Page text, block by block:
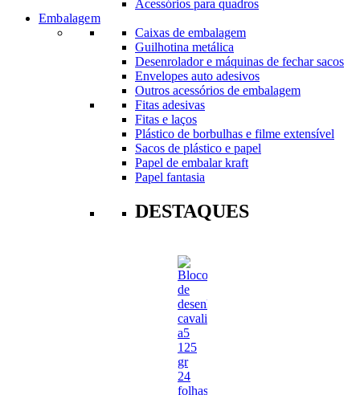
Acessórios para quadros
Embalagem
Caixas de embalagem
Guilhotina metálica
Desenrolador e máquinas de fechar sacos
Envelopes auto adesivos
Outros acessórios de embalagem
Fitas adesivas
Fitas e laços
Plástico de borbulhas e filme extensível
Sacos de plástico e papel
Papel de embalar kraft
Papel fantasia
DESTAQUES